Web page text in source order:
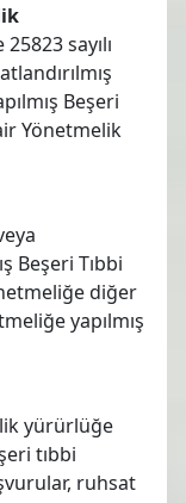
sayılı
Beşeri
Yönetmelik
Beşeri Tıbbi
diğer
yapılmış
yürürlüğe
tıbbi
ruhsat